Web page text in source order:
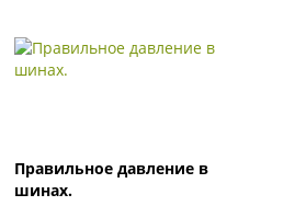
Правильное давление в
шинах.